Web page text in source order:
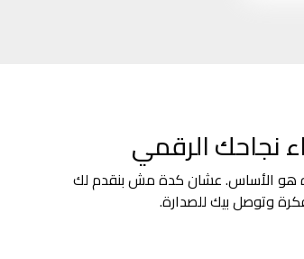
هو الأساس. عشان كدة مش بنقدم لك
وتوصل بيك للصدارة.